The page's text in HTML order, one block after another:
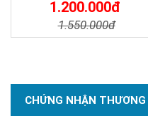
suất hoạt động lâu dài.
ĐƯỜNG NĂNG LƯỢNG MẶT
TRỜI 100W GIÁ RẺ - Solar
Light 100W
1.200.000đ
1.550.000đ
CHỨNG NHẬN THƯƠNG